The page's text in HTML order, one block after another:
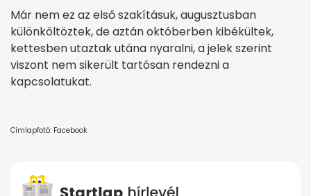
Már nem ez az első szakításuk, augusztusban
különköltöztek, de aztán októberben kibékültek,
kettesben utaztak utána nyaralni, a jelek szerint
viszont nem sikerült tartósan rendezni a
kapcsolatukat.
Címlapfotó: Facebook